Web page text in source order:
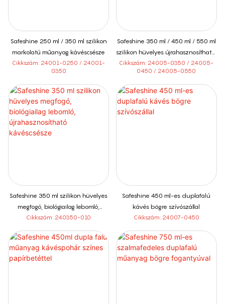
Safeshine 250 ml / 350 ml szilikon
markolatú műanyag kávéscsésze
Cikkszám: 24001-0250 / 24001-
0350
Safeshine 350 ml / 450 ml / 550 ml
szilikon hüvelyes újrahasznosítható,
biológiailag lebomló kávéscsésze
Cikkszám: 24005-0350 / 24005-
0450 / 24005-0550
Safeshine 350 ml szilikon hüvelyes
megfogó, biológiailag lebomló,
újrahasznosítható kávéscsésze
Cikkszám: 240350-010
Safeshine 450 ml-es duplafalú
kávés bögre szívószállal
Cikkszám: 24007-0450